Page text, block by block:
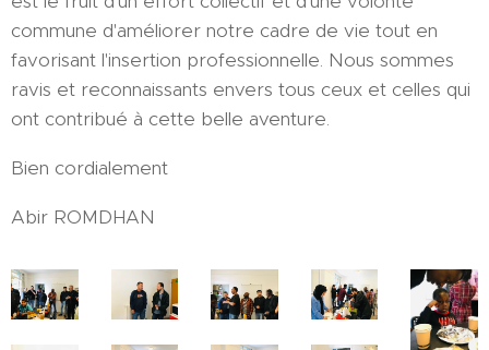
commune d'améliorer notre cadre de vie tout en
favorisant l'insertion professionnelle. Nous sommes
ravis et reconnaissants envers tous ceux et celles qui
ont contribué à cette belle aventure.
Bien cordialement
Abir ROMDHAN